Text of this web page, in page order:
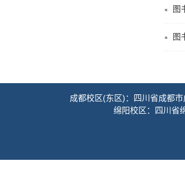
图
图
成都校区(东区)：四川省成都
绵阳校区：四川省